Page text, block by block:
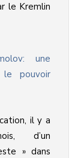
le Kremlin
une
le pouvoir
il y a
d’un
» dans